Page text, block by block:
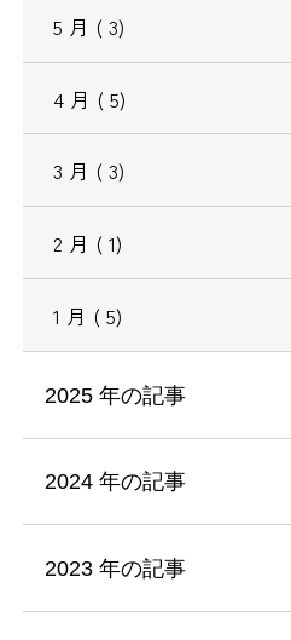
5 月 ( 3)
4 月 ( 5)
3 月 ( 3)
2 月 ( 1)
1 月 ( 5)
2025 年の記事
2024 年の記事
2023 年の記事